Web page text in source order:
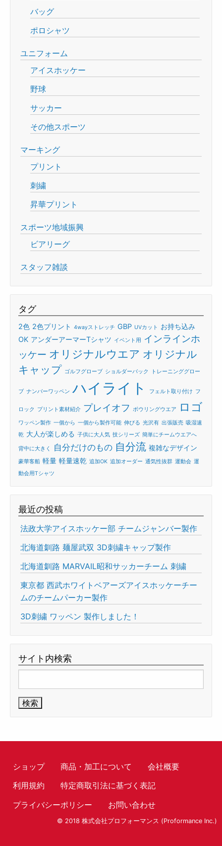
バッグ
ポロシャツ
ユニフォーム
アイスホッケー
野球
サッカー
その他スポーツ
マーキング
プリント
刺繍
昇華プリント
スポーツ地域振興
ビアリーグ
スタッフ雑談
タグ
2色 2色プリント 4wayストレッチ GBP UVカット
お持ち込み
OK アンダーアーマーTシャツ イベント用
インラインホ
ッケー オリジナルウエア オリジナル
キャップ ゴルフグローブ ショルダーバック トレーニンググロー
ブ ナンバーワッペン ハイライト フェルト取り付け フ
ロック プリント素材紹介 プレイオフ ボウリングウエア ロゴ
ワッペン製作 一個から 一個から製作可能 伸びる 光沢有 出張販売 吸湿速
乾 大人が楽しめる 子供に大人気 技シリーズ 簡単にチームウエアへ
背中に大きく 自分だけのもの 自分流 複雑なデザイン
豪華客船 軽量 軽量速乾 追加OK 追加オーダー 通気性抜群 運動会 運
動会用Tシャツ
最近の投稿
法政大学アイスホッケー部 チームジャンバー製作
北海道釧路 麺屋武双 3D刺繍キャップ製作
北海道釧路 MARVAIL昭和サッカーチーム 刺繍
東京都 西武ホワイトベアーズアイスホッケーチー
ムのチームパーカー製作
3D刺繍 ワッペン 製作しました！
サイト内検索
索:
ショップ 商品・加工について
会社概要
利用規約
特定商取引法に基づく表記
プライバシーポリシー
お問い合わせ
© 2018 株式会社プロフォーマンス (Proformance Inc.)